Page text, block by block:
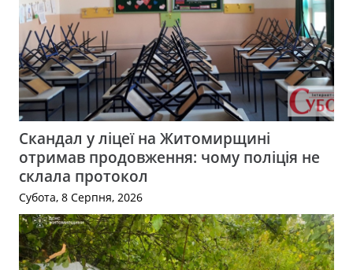
Скандал у ліцеї на Житомирщині
отримав продовження: чому поліція не
склала протокол
Субота, 8 Серпня, 2026